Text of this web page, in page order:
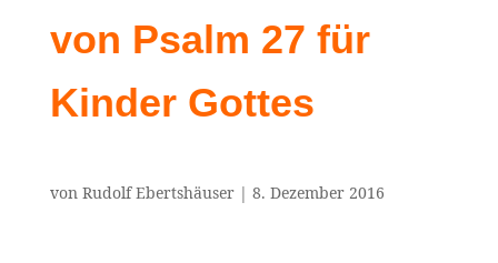
von Psalm 27 für
Kinder Gottes
von Rudolf Ebertshäuser| 8. Dezember 2016